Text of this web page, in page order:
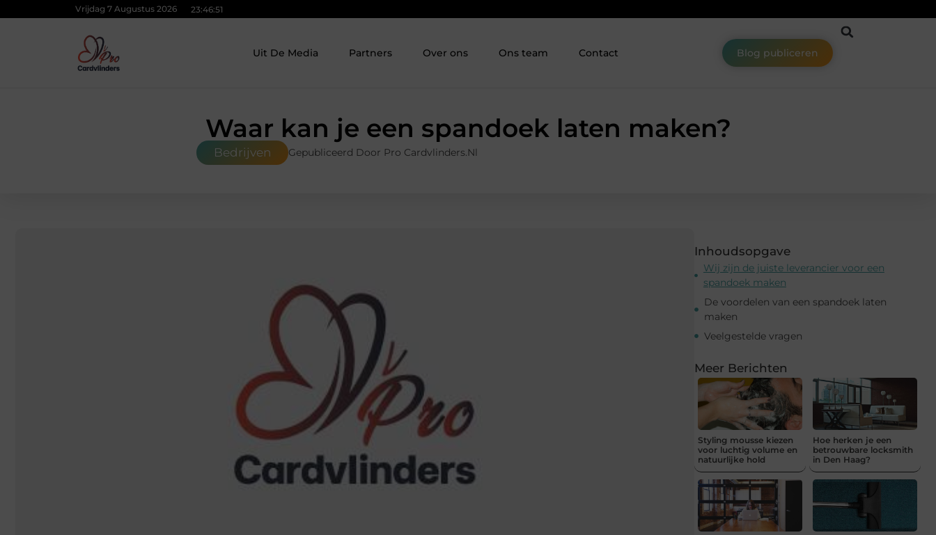
Vrijdag 7 Augustus 2026 23:46:52
Uit De Media Partners Over ons Ons team Contact Blog publiceren
Waar kan je een spandoek laten maken?
Bedrijven Gepubliceerd Door Pro Cardvlinders.nl
Inhoudsopgave
Wij zijn de juiste leverancier voor een
spandoek maken
De voordelen van een spandoek laten
maken
Veelgestelde vragen
Meer Berichten
Styling mousse kiezen
voor luchtig volume en
natuurlijke hold
Hoe herken je een
betrouwbare locksmith
in Den Haag?